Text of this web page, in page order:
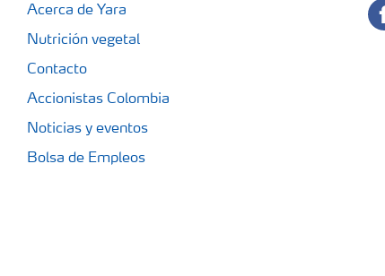
Acerca de Yara
Nutrición vegetal
Contacto
Accionistas Colombia
Noticias y eventos
Bolsa de Empleos